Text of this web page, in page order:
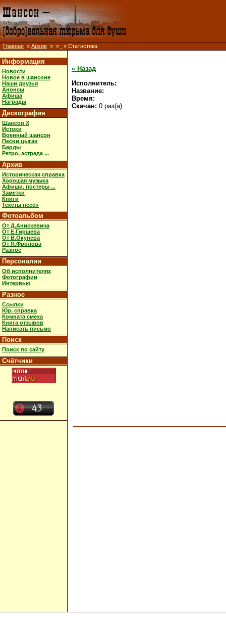
Главная » Архив » » » Статистика
Информация
Новости
Новое в шансоне
Наши друзья
Анонсы
Афиша
Награды
Дискография
Шансон X
Истоки
Военный шансон
Песни цыган
Барды
Ретро, эстрада ...
Архив
Историческая справка
Хорошая музыка
Афиши, постеры ...
Заметки
Книги
Тексты песен
Фотоальбом
От Д.Анискевича
От Е.Гиршева
От В.Окунева
От Я.Фролова
Разное
Персоналии
Об исполнителях
Фотографии
Интервью
Разное
Ссылки
Юр. справка
Комната смеха
Книга отзывов
Написать письмо
Поиск
Поиск по сайту
Счётчики
« Назад
Исполнитель:
Название:
Время:
Скачан: 0 раз(а)